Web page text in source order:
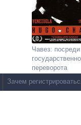
Чавез: посреди
переворота
Зачем